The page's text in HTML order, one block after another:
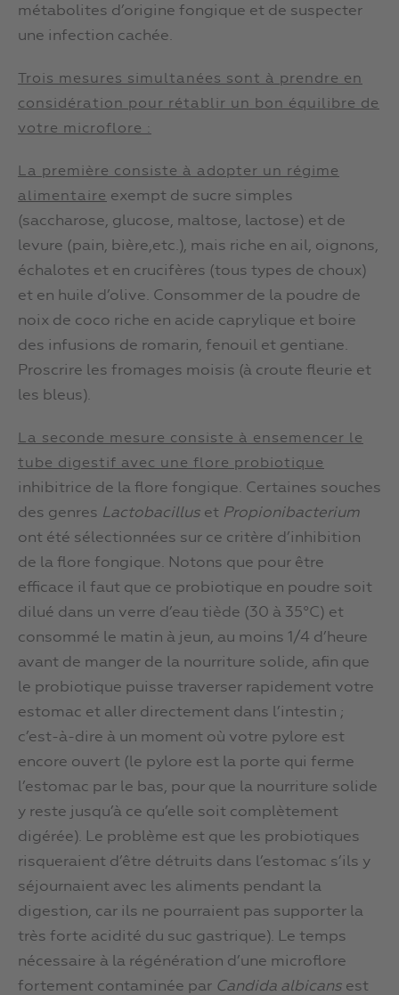
métabolites d’origine fongique et de suspecter
une infection cachée.
Trois mesures simultanées sont à prendre en
considération pour rétablir un bon équilibre de
votre microflore :
La première consiste à adopter un régime
alimentaire exempt de sucre simples
(saccharose, glucose, maltose, lactose) et de
levure (pain, bière,etc.), mais riche en ail, oignons,
échalotes et en crucifères (tous types de choux)
et en huile d’olive. Consommer de la poudre de
noix de coco riche en acide caprylique et boire
des infusions de romarin, fenouil et gentiane.
Proscrire les fromages moisis (à croute fleurie et
les bleus).
La seconde mesure consiste à ensemencer le
tube digestif avec une flore probiotique
inhibitrice de la flore fongique. Certaines souches
des genres Lactobacillus et Propionibacterium
ont été sélectionnées sur ce critère d’inhibition
de la flore fongique. Notons que pour être
efficace il faut que ce probiotique en poudre soit
dilué dans un verre d’eau tiède (30 à 35°C) et
consommé le matin à jeun, au moins 1/4 d’heure
avant de manger de la nourriture solide, afin que
le probiotique puisse traverser rapidement votre
estomac et aller directement dans l’intestin ;
c’est-à-dire à un moment où votre pylore est
encore ouvert (le pylore est la porte qui ferme
l’estomac par le bas, pour que la nourriture solide
y reste jusqu’à ce qu’elle soit complètement
digérée). Le problème est que les probiotiques
risqueraient d’être détruits dans l’estomac s’ils y
séjournaient avec les aliments pendant la
digestion, car ils ne pourraient pas supporter la
très forte acidité du suc gastrique). Le temps
nécessaire à la régénération d’une microflore
fortement contaminée par Candida albicans est